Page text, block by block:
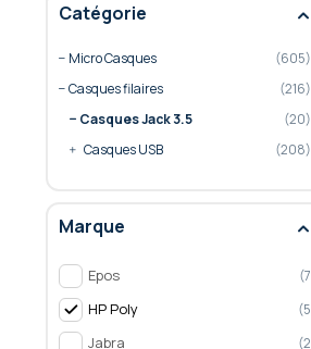
Catégorie
Micro Casques
605
Casques filaires
216
Casques Jack 3.5
20
Casques USB
208
Marque
Epos 7
HP Poly 5
Jabra 2